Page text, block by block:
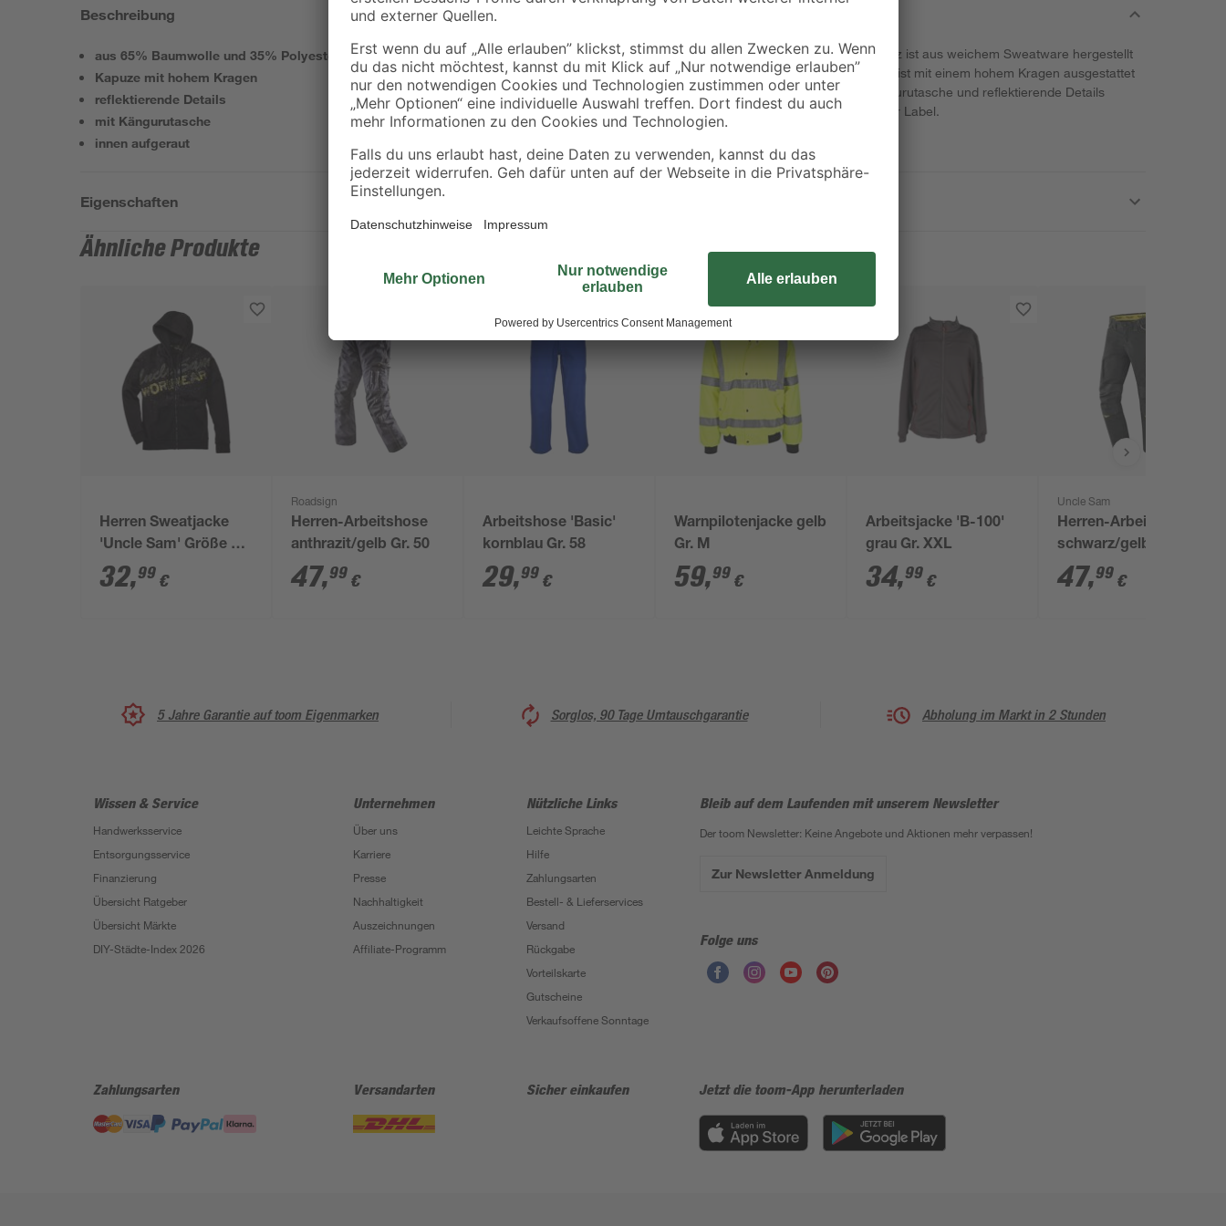
Beschreibung
aus 65% Baumwolle und 35% Polyester
Kapuze mit hohem Kragen
reflektierende Details
mit Kängurutasche
innen aufgeraut
Der Herren Sweathoody 'TX' Größe L in schwarz ist aus weichem Sweatware hergestellt
und hat eine aufgeraute Innenseite. Die Kapuze ist mit einem hohem Kragen ausgestattet
und hat eine dicke Kordel im Kragen. Eine Kängurutasche und reflektierende Details
sorgen für weitere Ausstattung. Terrax Workwear Label.
Eigenschaften
Ähnliche Produkte
Herren Sweatjacke
'Uncle Sam' Größe M
anthrazit/schwarz
32,99 €
Roadsign
Herren-Arbeitshose
anthrazit/gelb Gr. 50
47,99 €
Arbeitshose 'Basic'
kornblau Gr. 58
29,99 €
Warnpilotenjacke gelb
Gr. M
59,99 €
Arbeitsjacke 'B-100'
grau Gr. XXL
34,99 €
Uncle Sam
Herren-Arbeitshose
schwarz/gelb Gr. 48
47,99 €
5 Jahre Garantie auf toom Eigenmarken Sorglos, 90 Tage Umtauschgarantie Abholung im Markt in 2 Stunden
Wissen & Service
Handwerksservice
Entsorgungsservice
Finanzierung
Übersicht Ratgeber
Übersicht Märkte
DIY-Städte-Index 2026
Unternehmen
Über uns
Karriere
Presse
Nachhaltigkeit
Auszeichnungen
Affiliate-Programm
Nützliche Links
Leichte Sprache
Hilfe
Zahlungsarten
Bestell- & Lieferservices
Versand
Rückgabe
Vorteilskarte
Gutscheine
Verkaufsoffene Sonntage
Bleib auf dem Laufenden mit unserem Newsletter
Der toom Newsletter: Keine Angebote und Aktionen mehr verpassen!
Zur Newsletter Anmeldung
Folge uns
Zahlungsarten Versandarten Sicher einkaufen Jetzt die toom-App herunterladen